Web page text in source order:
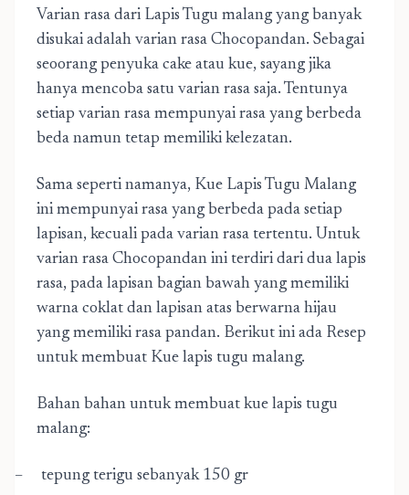
Varian rasa dari Lapis Tugu malang yang banyak
disukai adalah varian rasa Chocopandan. Sebagai
seoorang penyuka cake atau kue, sayang jika
hanya mencoba satu varian rasa saja. Tentunya
setiap varian rasa mempunyai rasa yang berbeda
beda namun tetap memiliki kelezatan.
Sama seperti namanya, Kue Lapis Tugu Malang
ini mempunyai rasa yang berbeda pada setiap
lapisan, kecuali pada varian rasa tertentu. Untuk
varian rasa Chocopandan ini terdiri dari dua lapis
rasa, pada lapisan bagian bawah yang memiliki
warna coklat dan lapisan atas berwarna hijau
yang memiliki rasa pandan. Berikut ini ada Resep
untuk membuat Kue lapis tugu malang.
Bahan bahan untuk membuat kue lapis tugu
malang:
– tepung terigu sebanyak 150 gr